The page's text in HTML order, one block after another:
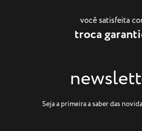
você satisfeita
troca
Seja a primeira a saber das